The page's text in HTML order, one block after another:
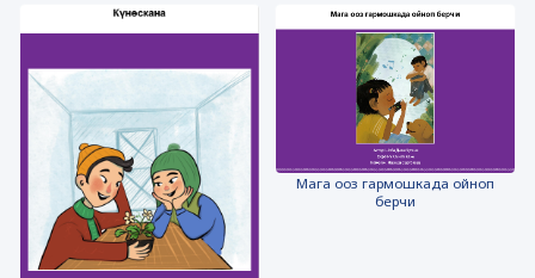
Мага ооз гармошкада ойноп
берчи